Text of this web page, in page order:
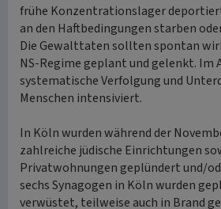
frühe Konzentrationslager
an den Haftbedingungen starben
Die Gewalttaten sollten spontan
NS-Regime geplant und gelenkt. Im
systematische Verfolgung und
Menschen intensiviert.
In Köln wurden während der
zahlreiche jüdische Einrichtungen
Privatwohnungen geplündert und/
sechs Synagogen in Köln wurden
verwüstet, teilweise auch in Brand